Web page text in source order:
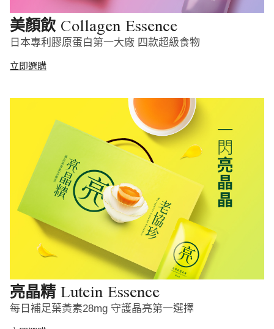
美顏飲 Collagen Essence
日本專利膠原蛋白第一大廠 四款超級食物
立即選購
亮晶精 Lutein Essence
每日補足葉黃素28mg 守護晶亮第一選擇